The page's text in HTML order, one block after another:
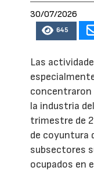
30/07/2026
645
Las
concentraron
la industria
trimestre de
de coyuntura
subsectores
ocupados en